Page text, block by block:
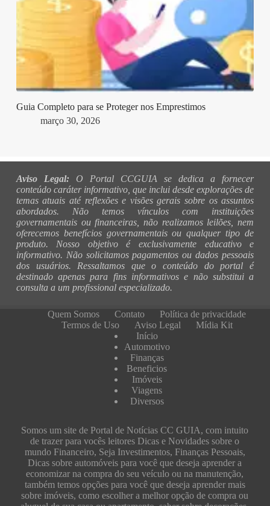
Guia Completo para se Proteger nos Emprestimos
março 30, 2026
Aviso Legal: O Portal CCGUIA se dedica a fornecer
conteúdo caráter informativo, que inclui desde explorações de
temas atuais até reflexões e visões gerais sobre os assuntos
abordados. Não temos vínculos com instituições
governamentais ou financeiras, não realizamos leilões, nem
oferecemos benefícios governamentais ou qualquer tipo de
produto. Nosso objetivo é exclusivamente educativo e
informativo. Não solicitamos pagamentos ou dados pessoais
dos usuários. Ressaltamos que o conteúdo do portal é
destinado apenas para fins informativos e não substitui a
consulta a um profissional especializado.
Quem Somos Contato
Política de privacidade
Termos de Uso
Aviso Legal
Mídia Kit
Início
Automotivo
Finanças
Beneficios
Imóveis
Viagens
Diversos
Somos um site de Portal de Notícias CC GUIA, com intuito
de trazer para vocês leitores Dicas e Novidades sobre o
mundo Financeiro, Seja Investimentos, Finanças Pessoais,
Dicas sobre automóveis para você que deseja aprender a
economizar na compra do seu veículo ou na manutenção,
também temos opções para você que deseja aprender mais
sobre imóveis, como escolher a melhor opção de compra ou